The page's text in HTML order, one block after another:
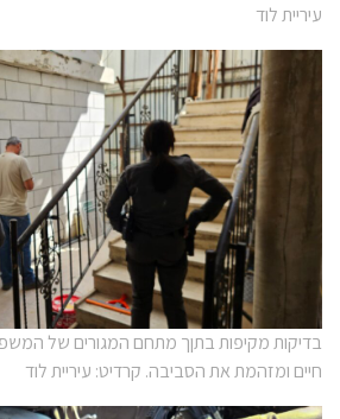
עיריית לוד
בדיקות מקיפות בתןך מתחם המגורים של
חיים ומזהמת את הסביבה. קרדיט: עיריית לוד